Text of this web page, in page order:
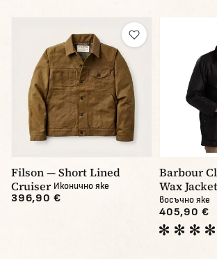
Filson — Short Lined
Cruiser Иконично яке
396,90 €
Barbour
Wax
восъчно яке
405,90 €